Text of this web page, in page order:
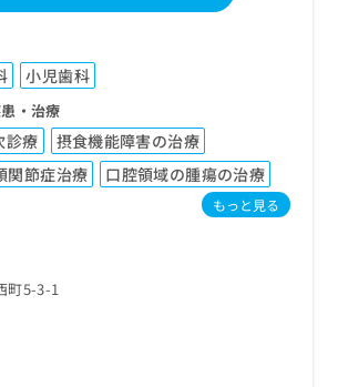
小児歯科
・治療
診療
摂食機能障害の治療
関節症治療 口腔領域の腫瘍の治療
もっと見る
町5-3-1